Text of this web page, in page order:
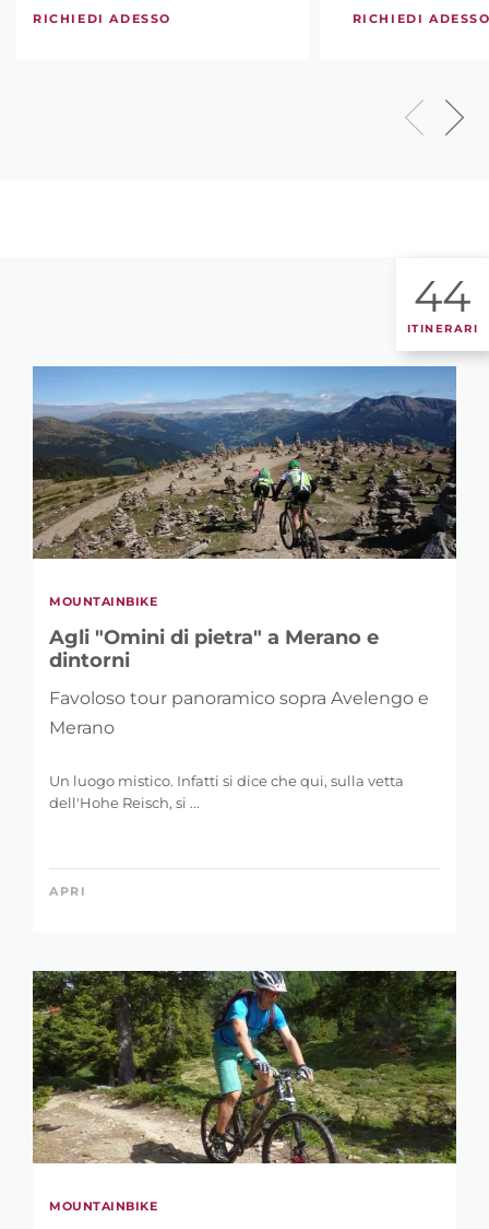
RICHIEDI ADESSO
RICHIEDI
44
ITINERARI
MOUNTAINBIKE
Agli "Omini di pietra" a Merano e
dintorni
Favoloso tour panoramico sopra Avelengo e
Merano
Un luogo mistico. Infatti si dice che qui, sulla vetta
dell'Hohe Reisch, si ...
APRI
MOUNTAINBIKE